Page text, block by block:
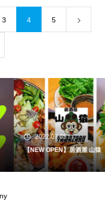
3 4 5
2022.07.05
【NEW OPEN】居酒屋 山猿